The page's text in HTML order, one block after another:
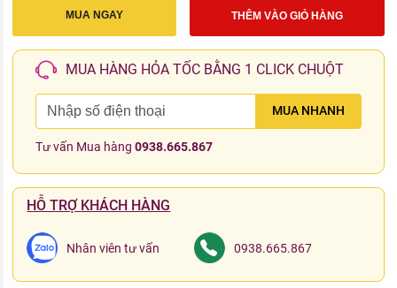
MUA NGAY THÊM VÀO GIỎ HÀNG
MUA HÀNG HỎA TỐC BẰNG 1 CLICK CHUỘT
MUA NHANH
Tư vấn Mua hàng0938.665.867
HỖ TRỢ KHÁCH HÀNG
Nhân viên tư vấn 0938.665.867